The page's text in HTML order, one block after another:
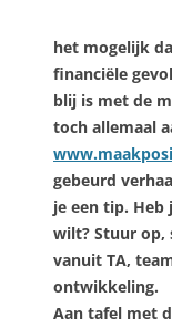
het mogelijk
financiële
blij is met de
toch allemaal
gebeurd
je een tip. Heb
wilt? Stuur op,
vanuit TA,
ontwikkeling.
Aan tafel met